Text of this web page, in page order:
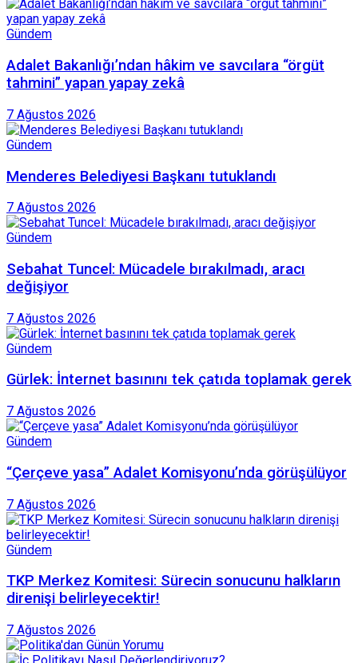
Gündem
Adalet Bakanlığı’ndan hâkim ve savcılara “örgüt
tahmini” yapan yapay zekâ
7 Ağustos 2026
Gündem
Menderes Belediyesi Başkanı tutuklandı
7 Ağustos 2026
Gündem
Sebahat Tuncel: Mücadele bırakılmadı, aracı
değişiyor
7 Ağustos 2026
Gündem
Gürlek: İnternet basınını tek çatıda toplamak gerek
7 Ağustos 2026
Gündem
“Çerçeve yasa” Adalet Komisyonu’nda görüşülüyor
7 Ağustos 2026
Gündem
TKP Merkez Komitesi: Sürecin sonucunu halkların
direnişi belirleyecektir!
7 Ağustos 2026